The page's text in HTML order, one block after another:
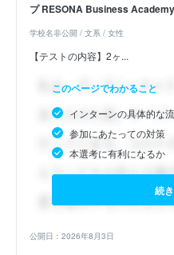
プ RESONA Business
学校名非公開 / 文系 / 女性
【テストの内容】2ヶ...
このページでわかること
インターンの具体的な
参加にあたっての対策
本選考に有利になるか
続
公開日：2026年8月3日